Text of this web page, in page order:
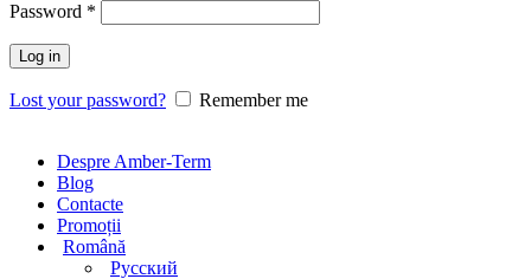
Password *
Log in
Lost your password? Remember me
Despre Amber-Term
Blog
Contacte
Promoții
Română
Русский